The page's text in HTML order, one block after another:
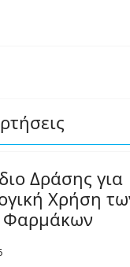
Δράσης για
Χρήση
Φαρμάκων